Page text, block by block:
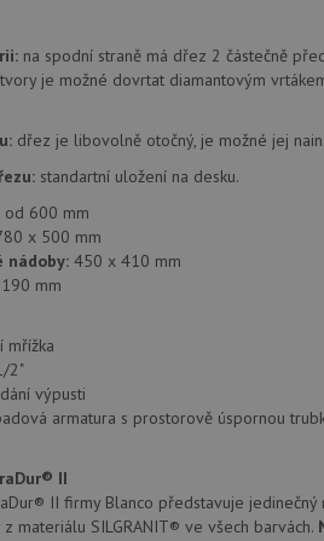
na spodní straně má dřez 2 částečně
je možné dovrtat diamantovým
dřez je libovolně otočný, je možné jej
standartní uložení na desku.
od 600 mm
x 500 mm
nádoby: 450 x 410 mm
190 mm
mřížka
2"
výpusti
armatura s prostorově úspornou
II
II firmy Blanco představuje
materiálu SILGRANIT® ve všech barvách.
.seznam.cz
4 týdny 2
dny
Toto je
nalezen
.drezy-
4 týdny 2
Toto je
Google LLC
.doubleclick.net
Google LLC
.youtube.com
.youtube.com
6 měsíců
.youtube.com
nebo